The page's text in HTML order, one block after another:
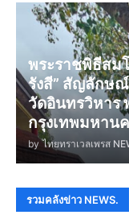
พระราชพิธีสม
รังสี” สัญลักษ
วัดอินทรวิหาร
กรุงเทพมหาน
by ไทยทราเวลเพรส
รวมคลังข่าว NEWS.